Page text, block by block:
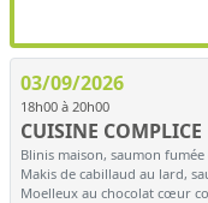
03/09/2026
18h00 à 20h00
CUISINE COMPLICE
Blinis maison, saumon
Makis de cabillaud au lard,
Moelleux au chocolat cœur